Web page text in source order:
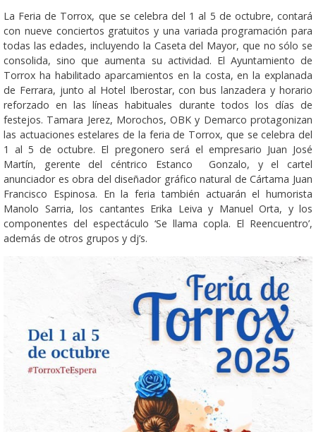
La Feria de Torrox, que se celebra del 1 al 5 de octubre, contará
con nueve conciertos gratuitos y una variada programación para
todas las edades, incluyendo la Caseta del Mayor, que no sólo se
consolida, sino que aumenta su actividad. El Ayuntamiento de
Torrox ha habilitado aparcamientos en la costa, en la explanada
de Ferrara, junto al Hotel Iberostar, con bus lanzadera y horario
reforzado en las líneas habituales durante todos los días de
festejos. Tamara Jerez, Morochos, OBK y Demarco protagonizan
las actuaciones estelares de la feria de Torrox, que se celebra del
1 al 5 de octubre. El pregonero será el empresario Juan José
Martín, gerente del céntrico Estanco Gonzalo, y el cartel
anunciador es obra del diseñador gráfico natural de Cártama Juan
Francisco Espinosa. En la feria también actuarán el humorista
Manolo Sarria, los cantantes Erika Leiva y Manuel Orta, y los
componentes del espectáculo ‘Se llama copla. El Reencuentro’,
además de otros grupos y dj’s.